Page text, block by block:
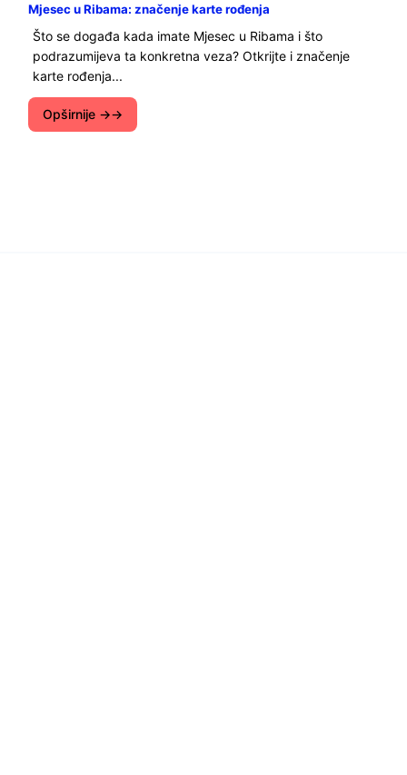
Mjesec u Ribama: značenje karte rođenja
Što se događa kada imate Mjesec u Ribama i što
podrazumijeva ta konkretna veza? Otkrijte i značenje
karte rođenja...
Opširnije →